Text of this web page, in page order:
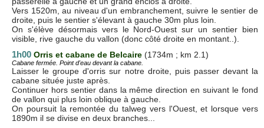
Vers 1520m, au niveau d'un embranchement, suivre le sentier de
droite, puis le sentier s'élevant à gauche 30m plus loin.
On s'élève désormais vers le Nord-Ouest sur un sentier bien
visible, rive gauche du vallon (donc côté droite en montant..).
1h00 Orris et cabane de Belcaire (1734m ; km 2.1)
Cabane fermée. Point d'eau devant la cabane.
Laisser le groupe d'orris sur notre droite, puis passer devant la
cabane située juste après.
Continuer hors sentier dans la même direction en suivant le fond
de vallon qui plus loin oblique à gauche.
On poursuit la remontée du talweg vers l'Ouest, et lorsque vers
1890m il se divise en deux branches...